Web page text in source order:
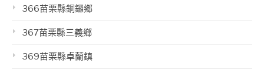
366苗栗縣銅鑼鄉
367苗栗縣三義鄉
369苗栗縣卓蘭鎮